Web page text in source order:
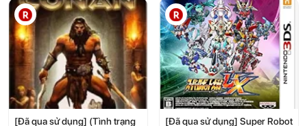
[Đã qua sử dụng] (Tình trạng [Đã qua sử dụng] Super Robot